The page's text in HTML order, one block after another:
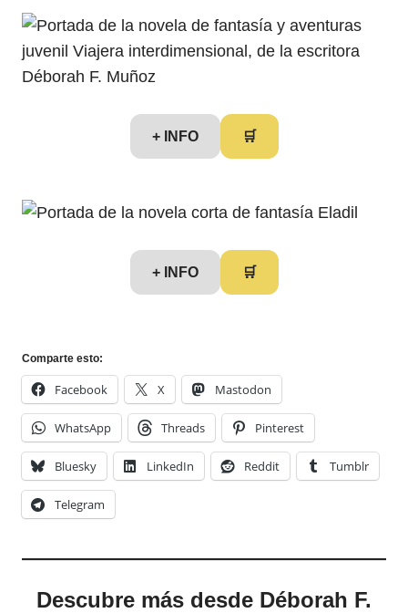
+ INFO 🛒
+ INFO 🛒
Comparte esto:
Facebook X Mastodon
WhatsApp Threads Pinterest
Bluesky LinkedIn Reddit Tumblr
Telegram
Descubre más desde Déborah F.